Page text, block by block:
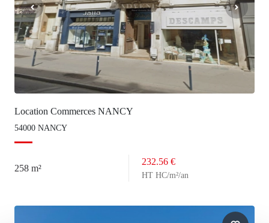
Location Commerces NANCY
54000 NANCY
258 m²
232.56 €
HT HC/m²/an